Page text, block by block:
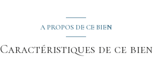
A PROPOS DE CE BIEN
Caractéristiques de ce bien